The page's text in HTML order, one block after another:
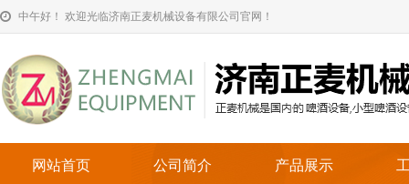
中午好！ 欢迎光临济南正麦机械设备有限公司官网！
网站首页 公司简介 产品展示